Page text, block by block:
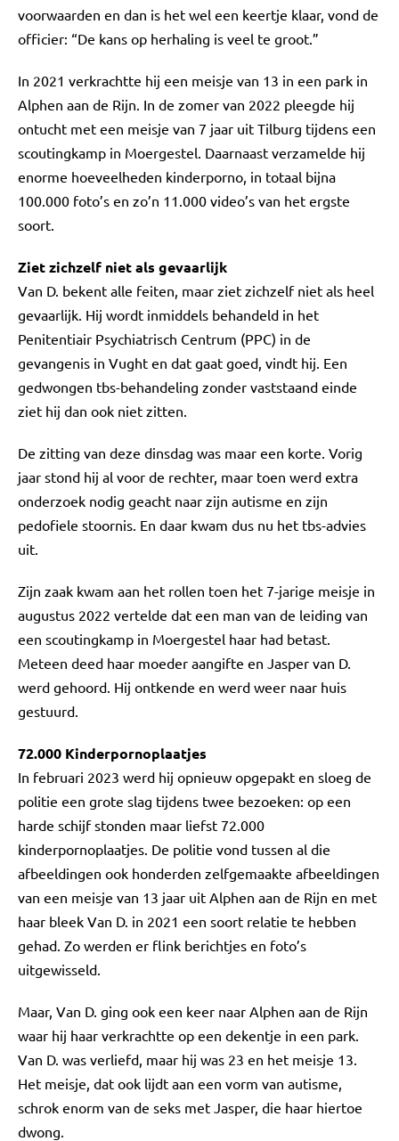
voorwaarden en dan is het wel een keertje klaar, vond de
officier: “De kans op herhaling is veel te groot.”
In 2021 verkrachtte hij een meisje van 13 in een park in
Alphen aan de Rijn. In de zomer van 2022 pleegde hij
ontucht met een meisje van 7 jaar uit Tilburg tijdens een
scoutingkamp in Moergestel. Daarnaast verzamelde hij
enorme hoeveelheden kinderporno, in totaal bijna
100.000 foto’s en zo’n 11.000 video’s van het ergste
soort.
Ziet zichzelf niet als gevaarlijk
Van D. bekent alle feiten, maar ziet zichzelf niet als heel
gevaarlijk. Hij wordt inmiddels behandeld in het
Penitentiair Psychiatrisch Centrum (PPC) in de
gevangenis in Vught en dat gaat goed, vindt hij. Een
gedwongen tbs-behandeling zonder vaststaand einde
ziet hij dan ook niet zitten.
De zitting van deze dinsdag was maar een korte. Vorig
jaar stond hij al voor de rechter, maar toen werd extra
onderzoek nodig geacht naar zijn autisme en zijn
pedofiele stoornis. En daar kwam dus nu het tbs-advies
uit.
Zijn zaak kwam aan het rollen toen het 7-jarige meisje in
augustus 2022 vertelde dat een man van de leiding van
een scoutingkamp in Moergestel haar had betast.
Meteen deed haar moeder aangifte en Jasper van D.
werd gehoord. Hij ontkende en werd weer naar huis
gestuurd.
72.000 Kinderpornoplaatjes
In februari 2023 werd hij opnieuw opgepakt en sloeg de
politie een grote slag tijdens twee bezoeken: op een
harde schijf stonden maar liefst 72.000
kinderpornoplaatjes. De politie vond tussen al die
afbeeldingen ook honderden zelfgemaakte afbeeldingen
van een meisje van 13 jaar uit Alphen aan de Rijn en met
haar bleek Van D. in 2021 een soort relatie te hebben
gehad. Zo werden er flink berichtjes en foto’s
uitgewisseld.
Maar, Van D. ging ook een keer naar Alphen aan de Rijn
waar hij haar verkrachtte op een dekentje in een park.
Van D. was verliefd, maar hij was 23 en het meisje 13.
Het meisje, dat ook lijdt aan een vorm van autisme,
schrok enorm van de seks met Jasper, die haar hiertoe
dwong.